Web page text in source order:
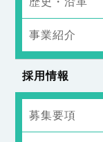
事業紹介
採用情報
募集要項